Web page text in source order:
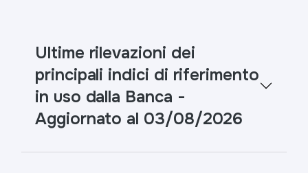
Ultime rilevazioni dei
principali indici di riferimento
in uso dalla Banca -
Aggiornato al 03/08/2026